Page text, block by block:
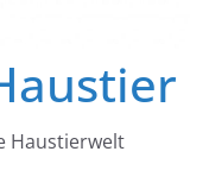
Haustierwelt